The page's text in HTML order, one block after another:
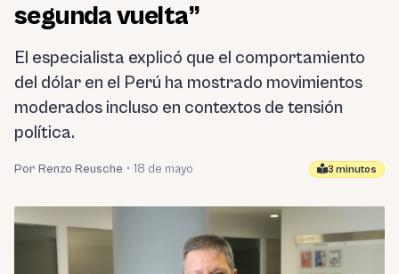
segunda vuelta”
El especialista explicó que el comportamiento
del dólar en el Perú ha mostrado movimientos
moderados incluso en contextos de tensión
política.
Por Renzo Reusche • 18 de mayo 3 minutos